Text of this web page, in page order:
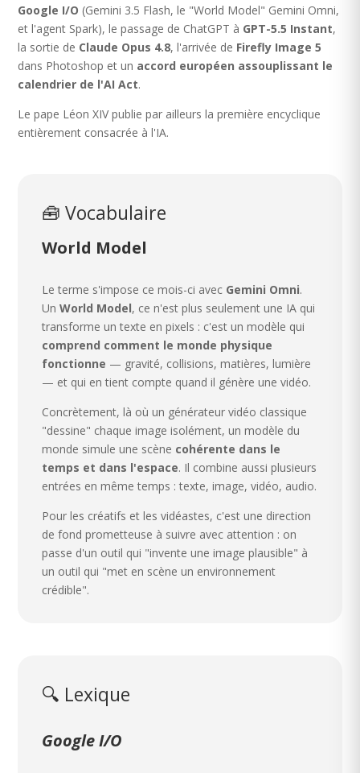
Google I/O (Gemini 3.5 Flash, le "World Model" Gemini Omni,
et l'agent Spark), le passage de ChatGPT à GPT-5.5 Instant,
la sortie de Claude Opus 4.8, l'arrivée de Firefly Image 5
dans Photoshop et un accord européen assouplissant le
calendrier de l'AI Act.
Le pape Léon XIV publie par ailleurs la première encyclique
entièrement consacrée à l'IA.
🧰 Vocabulaire
World Model
Le terme s'impose ce mois-ci avec Gemini Omni.
UnWorld Model, ce n'est plus seulement une IA qui
transforme un texte en pixels : c'est un modèle qui
comprend comment le monde physique
fonctionne — gravité, collisions, matières, lumière
— et qui en tient compte quand il génère une vidéo.
Concrètement, là où un générateur vidéo classique
"dessine" chaque image isolément, un modèle du
monde simule une scène cohérente dans le
temps et dans l'espace. Il combine aussi plusieurs
entrées en même temps : texte, image, vidéo, audio.
Pour les créatifs et les vidéastes, c'est une direction
de fond prometteuse à suivre avec attention : on
passe d'un outil qui "invente une image plausible" à
un outil qui "met en scène un environnement
crédible".
🔍 Lexique
Google I/O